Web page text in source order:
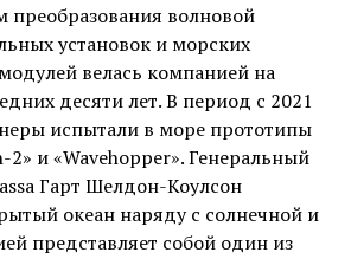
преобразования волновой
установок и морских
велась компанией на
десяти лет. В период с 2021
испытали в море прототипы
2» и «Wavehopper». Генеральный
Гарт Шелдон-Коулсон
океан наряду с солнечной и
представляет собой один из